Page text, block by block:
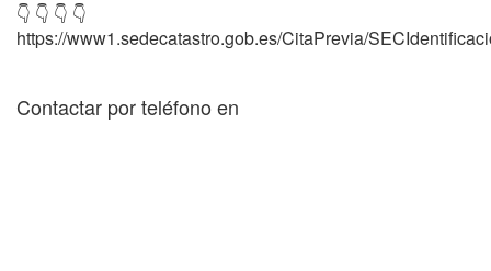
👇 👇 👇 👇
https://www1.sedecatastro.gob.es/CitaPrevia/
Contactar por teléfono en